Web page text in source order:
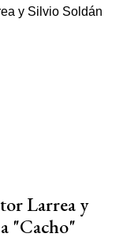
Larrea y
"Cacho"